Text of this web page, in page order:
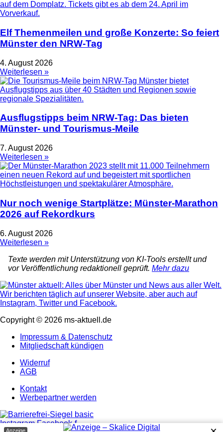
Elf Themenmeilen und große Konzerte: So feiert
Münster den NRW-Tag
4. August 2026
Weiterlesen »
Ausflugstipps beim NRW-Tag: Das bieten
Münster- und Tourismus-Meile
7. August 2026
Weiterlesen »
Nur noch wenige Startplätze: Münster-Marathon
2026 auf Rekordkurs
6. August 2026
Weiterlesen »
Texte werden mit Unterstützung von KI-Tools erstellt und
vor Veröffentlichung redaktionell geprüft. Mehr dazu
Copyright © 2026 ms-aktuell.de
Impressum & Datenschutz
Mitgliedschaft kündigen
Widerruf
AGB
Kontakt
Werbepartner werden
Instagram Facebook-f
Anzeige